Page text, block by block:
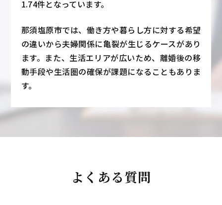
1.74件となっています。
那須塩原市では、働き方や暮らし方に対する希望
の違いから夫婦関係に亀裂が生じるケースがあり
ます。また、生活エリアが広いため、離婚後の移
動手段や生活圏の確保が課題になることもありま
す。
よくある質問